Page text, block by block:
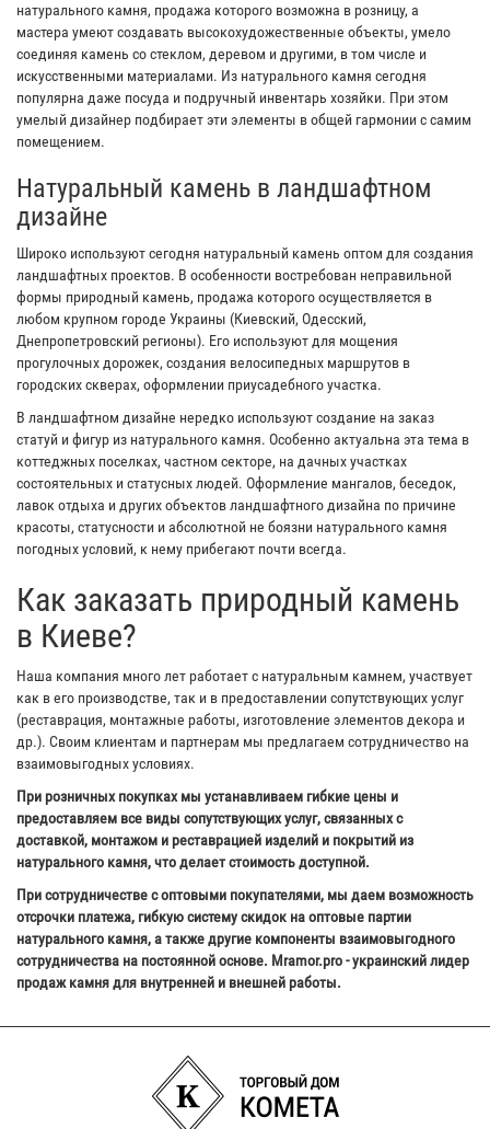
натурального камня, продажа которого возможна в розницу, а
мастера умеют создавать высокохудожественные объекты, умело
соединяя камень со стеклом, деревом и другими, в том числе и
искусственными материалами. Из натурального камня сегодня
популярна даже посуда и подручный инвентарь хозяйки. При этом
умелый дизайнер подбирает эти элементы в общей гармонии с самим
помещением.
Натуральный камень в ландшафтном
дизайне
Широко используют сегодня натуральный камень оптом для создания
ландшафтных проектов. В особенности востребован неправильной
формы природный камень, продажа которого осуществляется в
любом крупном городе Украины (Киевский, Одесский,
Днепропетровский регионы). Его используют для мощения
прогулочных дорожек, создания велосипедных маршрутов в
городских скверах, оформлении приусадебного участка.
В ландшафтном дизайне нередко используют создание на заказ
статуй и фигур из натурального камня. Особенно актуальна эта тема в
коттеджных поселках, частном секторе, на дачных участках
состоятельных и статусных людей. Оформление мангалов, беседок,
лавок отдыха и других объектов ландшафтного дизайна по причине
красоты, статусности и абсолютной не боязни натурального камня
погодных условий, к нему прибегают почти всегда.
Как заказать природный камень
в Киеве?
Наша компания много лет работает с натуральным камнем, участвует
как в его производстве, так и в предоставлении сопутствующих услуг
(реставрация, монтажные работы, изготовление элементов декора и
др.). Своим клиентам и партнерам мы предлагаем сотрудничество на
взаимовыгодных условиях.
При розничных покупках мы устанавливаем гибкие цены и
предоставляем все виды сопутствующих услуг, связанных с
доставкой, монтажом и реставрацией изделий и покрытий из
натурального камня, что делает стоимость доступной.
При сотрудничестве с оптовыми покупателями, мы даем возможность
отсрочки платежа, гибкую систему скидок на оптовые партии
натурального камня, а также другие компоненты взаимовыгодного
сотрудничества на постоянной основе. Mramor.pro - украинский лидер
продаж камня для внутренней и внешней работы.